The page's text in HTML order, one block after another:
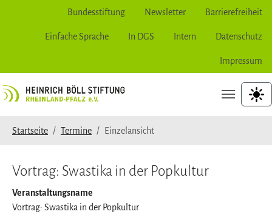
Bundesstiftung Newsletter Barrierefreiheit
Einfache Sprache In DGS Intern Datenschutz
Impressum
Startseite
Termine Einzelansicht
Vortrag: Swastika in der Popkultur
Veranstaltungsname
Vortrag: Swastika in der Popkultur